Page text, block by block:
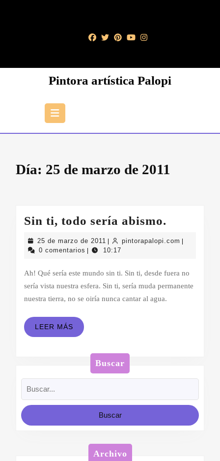
Pintora artística Palopi
Botón
Día: 25 de marzo de 2011
Sin ti, todo sería abismo.
abismo.
25 de marzo de 2011 25
de
2011
pintorapalopi.com
0 comentarios 10:17
Ah! Qué sería este mundo sin ti. Sin ti, desde fuera no
sería vista nuestra esfera. Sin ti, sería muda permanente
nuestra tierra, no se oiría nunca cantar al agua.
LEER MÁS LEER
MÁS
Buscar
Archivo